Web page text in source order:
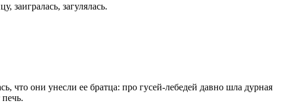
заигралась, загулялась.
что они унесли ее братца: про гусей-лебедей давно шла дурная